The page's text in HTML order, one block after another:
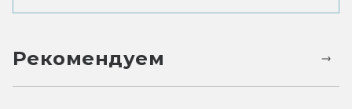
Рекомендуем